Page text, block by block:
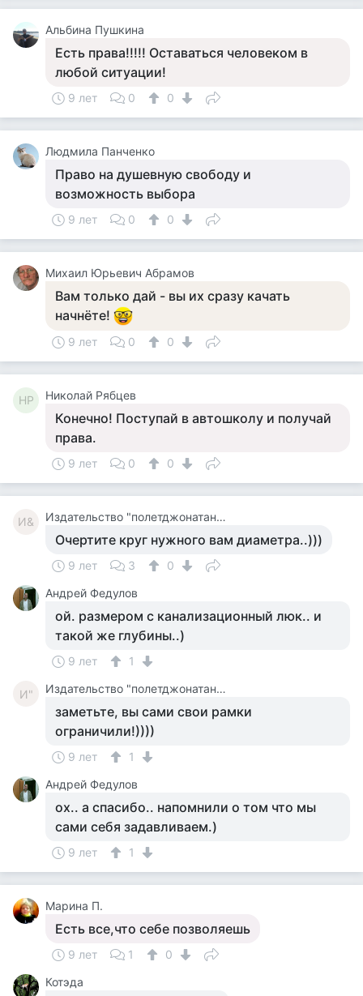
Альбина Пушкина
Есть права!!!!! Оставаться человеком в
любой ситуации!
9 лет 0 0
Людмила Панченко
Право на душевную свободу и
возможность выбора
9 лет 0 0
Михаил Юрьевич Абрамов
Вам только дай - вы их сразу качать
начнёте!
9 лет 0 0
НР Николай Рябцев
Конечно! Поступай в автошколу и получай
права.
9 лет 0 0
И& Издательство "полетджонатана"
Очертите круг нужного вам диаметра..)))
9 лет 3
0
Андрей Федулов
ой. размером с канализационный люк.. и
такой же глубины..)
9 лет 1
И" Издательство "полетджонатана"
заметьте, вы сами свои рамки
ограничили!))))
9 лет
1
Андрей Федулов
ох.. а спасибо.. напомнили о том что мы
сами себя задавливаем.)
9 лет 1
Марина П.
Есть все,что себе позволяешь
9 лет 1
0
Котэда